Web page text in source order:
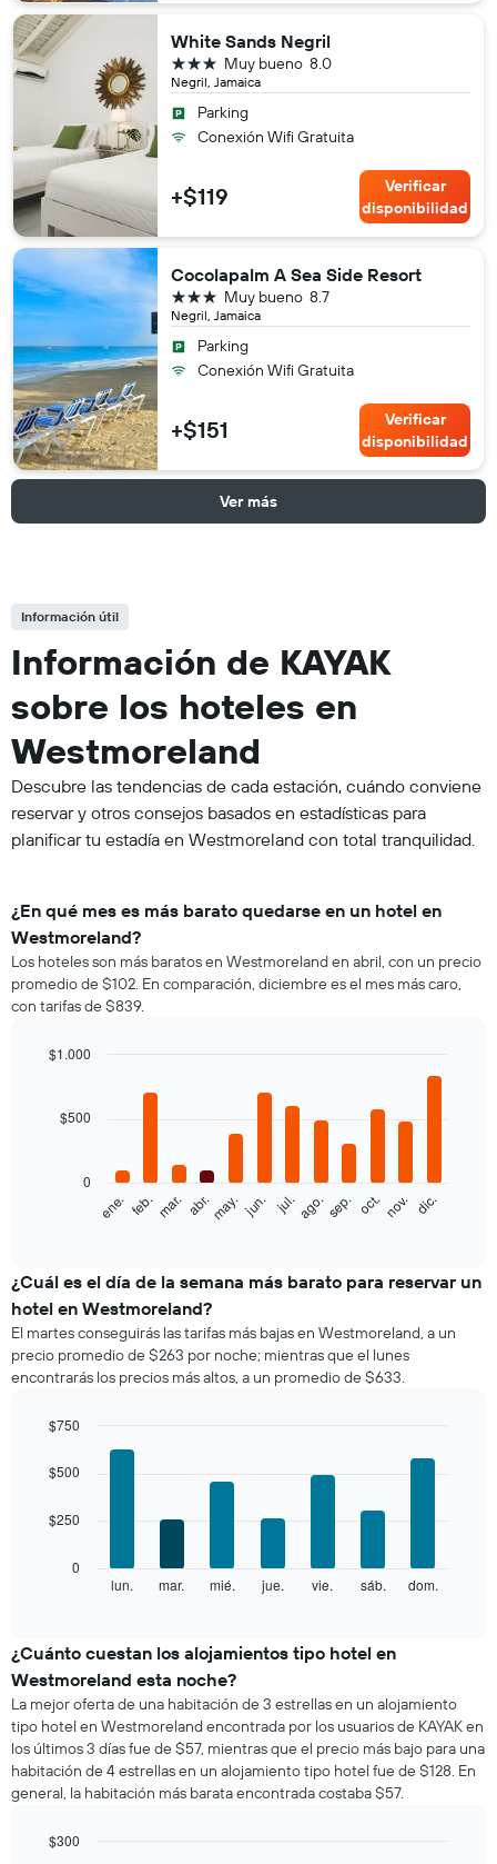
White Sands Negril
Negril, Jamaica
8.0
Muy bueno
3 estrellas
Parking
Conexión Wifi Gratuita
+$119
Verificar
disponibilidad
Cocolapalm A Sea Side Resort
Negril, Jamaica
8.7
Muy bueno
3 estrellas
Parking
Conexión Wifi Gratuita
+$151
Verificar
disponibilidad
Ver más
Información útil
Información de KAYAK
sobre los hoteles en
Westmoreland
Descubre las tendencias de cada estación, cuándo conviene
reservar y otros consejos basados en estadísticas para
planificar tu estadía en Westmoreland con total tranquilidad.
¿En qué mes es más barato quedarse en un hotel en
Westmoreland?
Los hoteles son más baratos en Westmoreland en abril, con un precio
promedio de $102. En comparación, diciembre es el mes más caro,
con tarifas de $839.
with
siguiente
el
promedio
de
una
habitación
mes
gráfico
muestra
eje
El
gráfico
muestra
1
eje
Y
que
indica
precio
ene. feb.mar. abr.may.jun. jul.ago.sep. oct.nov. dic.
0
$500
$1.000
¿Cuál es el día de la semana más barato para reservar un
hotel en Westmoreland?
El martes conseguirás las tarifas más bajas en Westmoreland, a un
precio promedio de $263 por noche; mientras que el lunes
encontrarás los precios más altos, a un promedio de $633.
chart
with
bars.
el
promedio
de
una
habitación
por
cada
de
lun. mar. mié. jue. vie. sáb. dom.
0
$250
$500
$750
¿Cuánto cuestan los alojamientos tipo hotel en
Westmoreland esta noche?
La mejor oferta de una habitación de 3 estrellas en un alojamiento
tipo hotel en Westmoreland encontrada por los usuarios de KAYAK en
los últimos 3 días fue de $57, mientras que el precio más bajo para una
habitación de 4 estrellas en un alojamiento tipo hotel fue de $128. En
general, la habitación más barata encontrada costaba $57.
$300